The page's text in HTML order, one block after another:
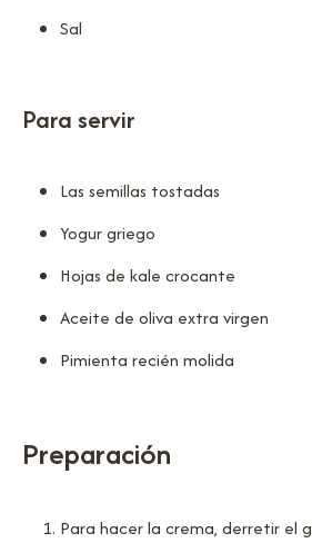
Sal
Para servir
Las semillas tostadas
Yogur griego
Hojas de kale crocante
Aceite de oliva extra virgen
Pimienta recién molida
Preparación
Para hacer la crema, derretir el